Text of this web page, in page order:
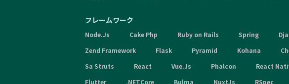
フレームワーク
Node.Js Cake Php Ruby on Rails Spring
Zend Framework
Flask Pyramid Kohana
Sa Struts
React Vue.Js Phalcon React
Flutter
.NETCore Bulma NuxtJs RSpec